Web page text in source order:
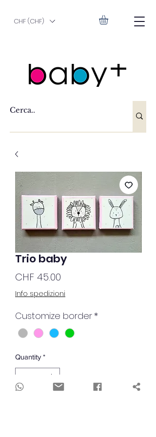
CHF (CHF)
Trio baby
CHF 45.00
Info spedizioni
Customize border *
Quantity *